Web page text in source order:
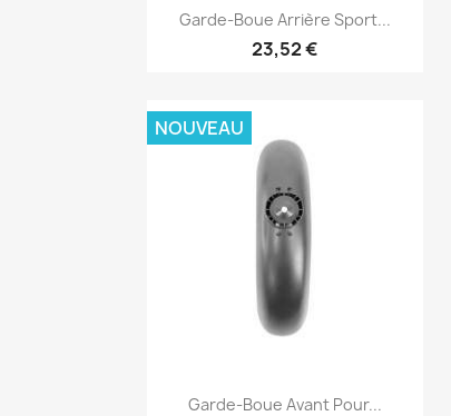
Aperçu rapide
Garde-Boue Arrière Sport...
23,52 €
 Aperçu rapide
Garde-Boue Avant Pour...
NOUVEAU